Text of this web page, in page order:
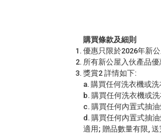
購買條款及細則
優惠只限於2026年新
所有新公屋入伙產品
獎賞2 詳情如下:
a. 購買任何洗衣機或
b. 購買任何洗衣機或
c. 購買任何內置式抽
d. 購買任何內置式抽
適用; 贈品數量有限, 送